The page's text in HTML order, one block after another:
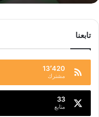
تابعنا
13٬420
مشترك
33
متابع